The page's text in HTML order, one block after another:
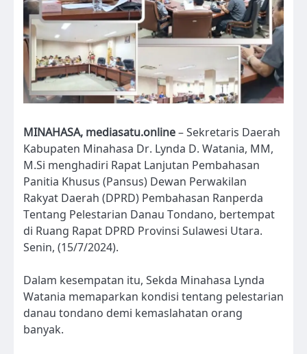
MINAHASA, mediasatu.online– Sekretaris Daerah
Kabupaten Minahasa Dr. Lynda D. Watania, MM,
M.Si menghadiri Rapat Lanjutan Pembahasan
Panitia Khusus (Pansus) Dewan Perwakilan
Rakyat Daerah (DPRD) Pembahasan Ranperda
Tentang Pelestarian Danau Tondano, bertempat
di Ruang Rapat DPRD Provinsi Sulawesi Utara.
Senin, (15/7/2024).
Dalam kesempatan itu, Sekda Minahasa Lynda
Watania memaparkan kondisi tentang pelestarian
danau tondano demi kemaslahatan orang
banyak.